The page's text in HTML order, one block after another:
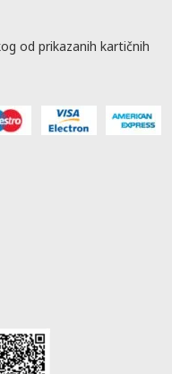
od prikazanih kartičnih